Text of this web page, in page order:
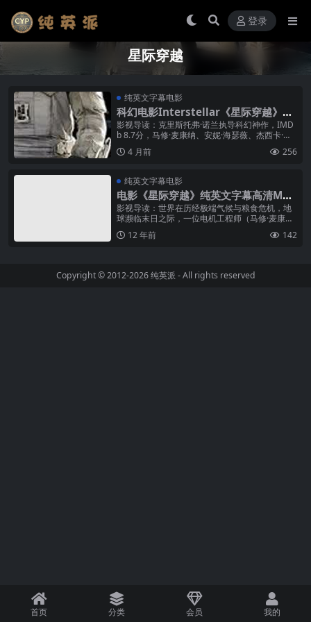
登录
星际穿越
纯英文字幕电影
科幻电影Interstellar《星际穿越》纯
英文字幕高清MP4下载
影视导读：克里斯托弗·诺兰执导科幻神作，IMD
b 8.7分，马修·麦康纳、安妮·海瑟薇、杰西卡·查
斯坦主演。一名前NASA宇航员在地球面临生态崩
溃的末世未来，接...
4 月前 256
纯英文字幕电影
电影《星际穿越》纯英文字幕高清MP4
下载
影视导读：世界在历经极端气候与粮食危机，地
球濒临末日之际，一位电机工程师（马修·麦康纳
饰）与一群专业研究者还有顶尖太空人（安妮·海
瑟薇 饰），扛起人类史上最重...
12 年前 142
Copyright © 2012-2026纯英派 - All rights reserved
首页 分类 会员 我的